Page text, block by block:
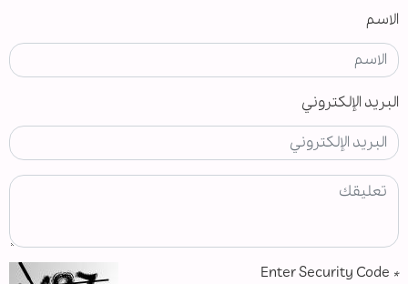
الاسم
البريد الإلكتروني
*